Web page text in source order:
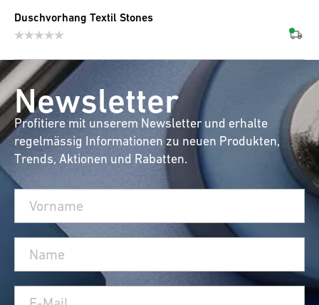
Duschvorhang Textil Stones
Newsletter
Profitiere mit unserem Newsletter und erhalte
regelmässig Informationen zu neuen Produkten,
Trends, Aktionen und Rabatten.